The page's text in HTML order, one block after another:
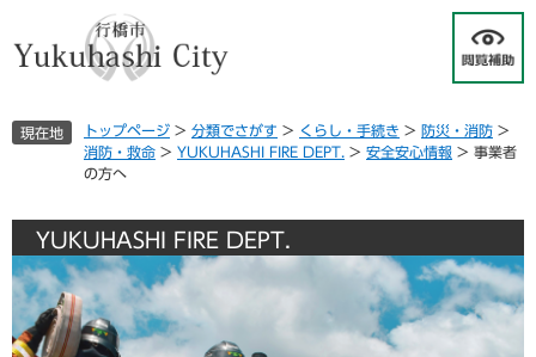
へ
現在地 トップページ > 分類でさがす > くらし・手続き > 防災・消防 >
消防・救命 > YUKUHASHI FIRE DEPT. > 安全安心情報 > 事業者
の方へ
YUKUHASHI FIRE DEPT.